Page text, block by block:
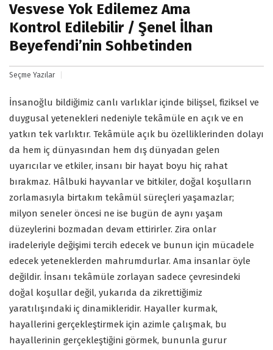
Vesvese Yok Edilemez Ama
Kontrol Edilebilir / Şenel İlhan
Beyefendi’nin Sohbetinden
Seçme Yazılar
İnsanoğlu bildiğimiz canlı varlıklar içinde bilişsel, fiziksel ve
duygusal yetenekleri nedeniyle tekâmüle en açık ve en
yatkın tek varlıktır. Tekâmüle açık bu özelliklerinden dolayı
da hem iç dünyasından hem dış dünyadan gelen
uyarıcılar ve etkiler, insanı bir hayat boyu hiç rahat
bırakmaz. Hâlbuki hayvanlar ve bitkiler, doğal koşulların
zorlamasıyla birtakım tekâmül süreçleri yaşamazlar;
milyon seneler öncesi ne ise bugün de aynı yaşam
düzeylerini bozmadan devam ettirirler. Zira onlar
iradeleriyle değişimi tercih edecek ve bunun için mücadele
edecek yeteneklerden mahrumdurlar. Ama insanlar öyle
değildir. İnsanı tekâmüle zorlayan sadece çevresindeki
doğal koşullar değil, yukarıda da zikrettiğimiz
yaratılışındaki iç dinamikleridir. Hayaller kurmak,
hayallerini gerçekleştirmek için azimle çalışmak, bu
hayallerinin gerçekleştiğini görmek, bununla gurur